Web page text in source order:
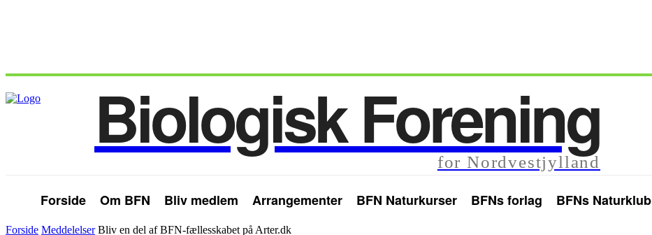
Biologisk Forening
for Nordvestjylland
Forside Om BFN Bliv medlem Arrangementer BFN Naturkurser BFNs forlag BFNs Naturklub
Forside Meddelelser Bliv en del af BFN-fællesskabet på Arter.dk